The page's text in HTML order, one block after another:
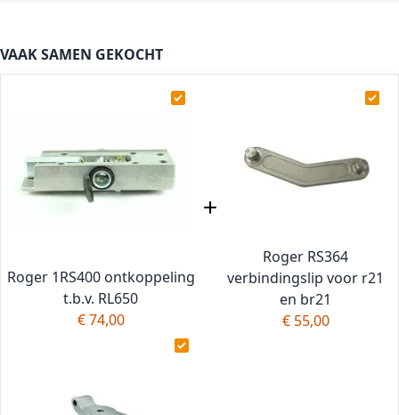
VAAK SAMEN GEKOCHT
Roger 1RS400 ontkoppeling
t.b.v. RL650
€ 74,00
Roger RS364
verbindingslip voor r21
en br21
€ 55,00